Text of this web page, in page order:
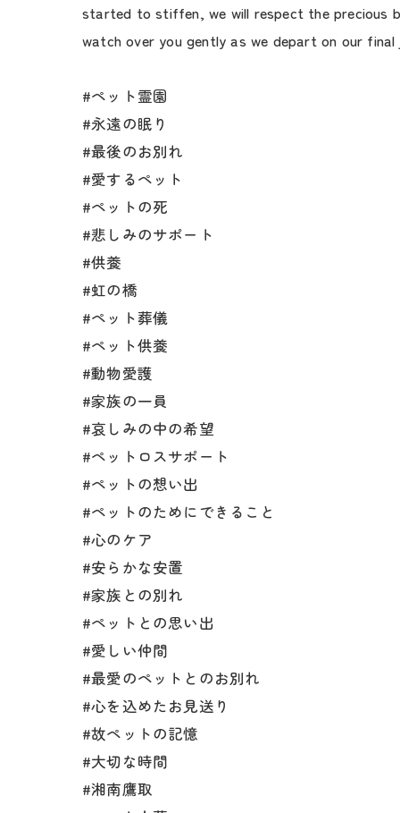
started to stiffen, we will respect the precious
watch over you gently as we depart on our final
#ペット霊園
#永遠の眠り
#最後のお別れ
#愛するペット
#ペットの死
#悲しみのサポート
#供養
#虹の橋
#ペット葬儀
#ペット供養
#動物愛護
#家族の一員
#哀しみの中の希望
#ペットロスサポート
#ペットの想い出
#ペットのためにできること
#心のケア
#安らかな安置
#家族との別れ
#ペットとの思い出
#愛しい仲間
#最愛のペットとのお別れ
#心を込めたお見送り
#故ペットの記憶
#大切な時間
#湘南鷹取